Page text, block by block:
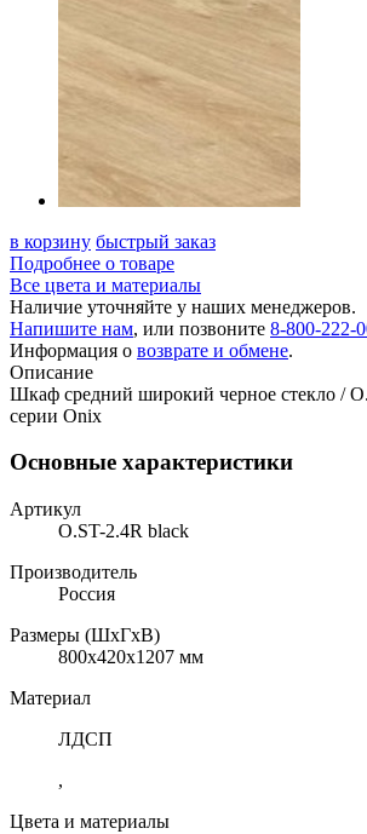
в корзину быстрый заказ
Подробнее о товаре
Все цвета и материалы
Наличие уточняйте у наших менеджеров.
Напишите нам, или позвоните 8-800-222-
Информация о возврате и обмене.
Описание
Шкаф средний широкий черное стекло /
серии Onix
Основные характеристики
Артикул
O.ST-2.4R black
Производитель
Россия
Размеры (ШхГхВ)
800x420x1207 мм
Материал
ЛДСП
,
Цвета и материалы